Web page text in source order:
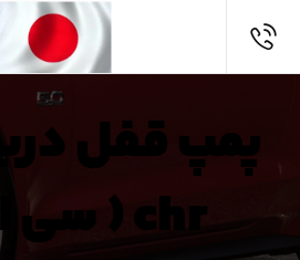
پمپ قفل
chr ( سی اچ آر )